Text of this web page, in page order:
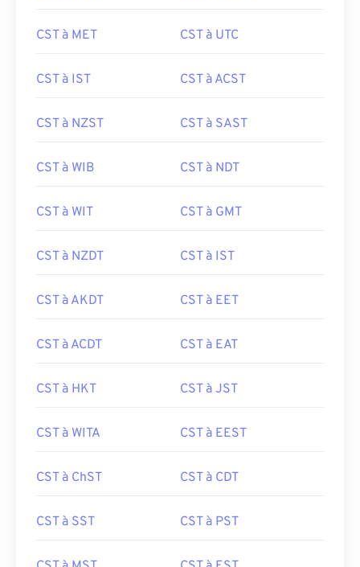
CST à MET CST à UTC
CST à IST CST à ACST
CST à NZST CST à SAST
CST à WIB CST à NDT
CST à WIT CST à GMT
CST à NZDT CST à IST
CST à AKDT CST à EET
CST à ACDT CST à EAT
CST à HKT CST à JST
CST à WITA CST à EEST
CST à ChST CST à CDT
CST à SST CST à PST